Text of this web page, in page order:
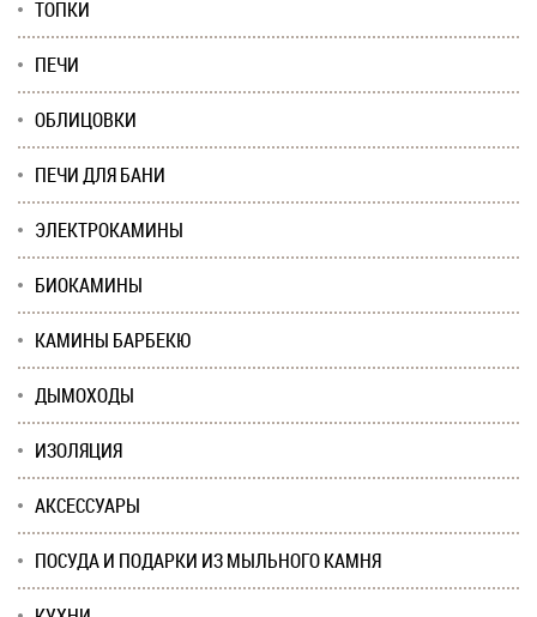
ТОПКИ
ПЕЧИ
ОБЛИЦОВКИ
ПЕЧИ ДЛЯ БАНИ
ЭЛЕКТРОКАМИНЫ
БИОКАМИНЫ
КАМИНЫ БАРБЕКЮ
ДЫМОХОДЫ
ИЗОЛЯЦИЯ
АКСЕССУАРЫ
ПОСУДА И ПОДАРКИ ИЗ МЫЛЬНОГО КАМНЯ